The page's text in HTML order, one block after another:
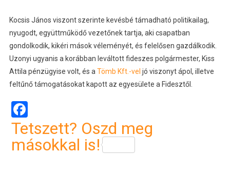
Kocsis János viszont szerinte kevésbé támadható politikailag,
nyugodt, együttműködő vezetőnek tartja, aki csapatban
gondolkodik, kikéri mások véleményét, és felelősen gazdálkodik.
Uzonyi ugyanis a korábban leváltott fideszes polgármester, Kiss
Attila pénzügyise volt, és a Tömb Kft.-vel jó viszonyt ápol, illetve
feltűnő támogatásokat kapott az egyesülete a Fidesztől.
Facebook
Tetszett? Oszd meg
másokkal is!